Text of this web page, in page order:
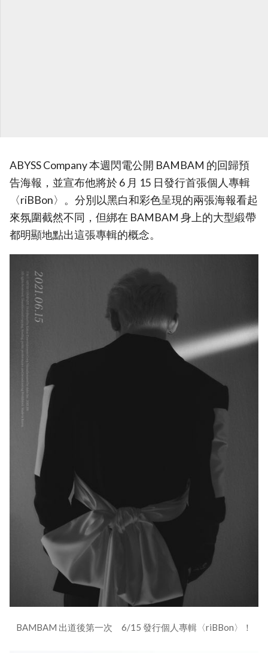
ABYSS Company 本週閃電公開 BAMBAM 的回歸預
告海報，並宣布他將於 6 月 15 日發行首張個人專輯
〈riBBon〉。分別以黑白和彩色呈現的兩張海報看起
來氛圍截然不同，但綁在 BAMBAM 身上的大型緞帶
都明顯地點出這張專輯的概念。
BAMBAM 出道後第一次 6/15 發行個人專輯〈riBBon〉！